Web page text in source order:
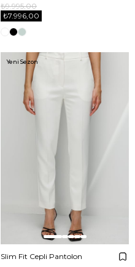
₺7.996,00
₺9.995,00
Slim Fit Cepli Pantolon
Yeni Sezon